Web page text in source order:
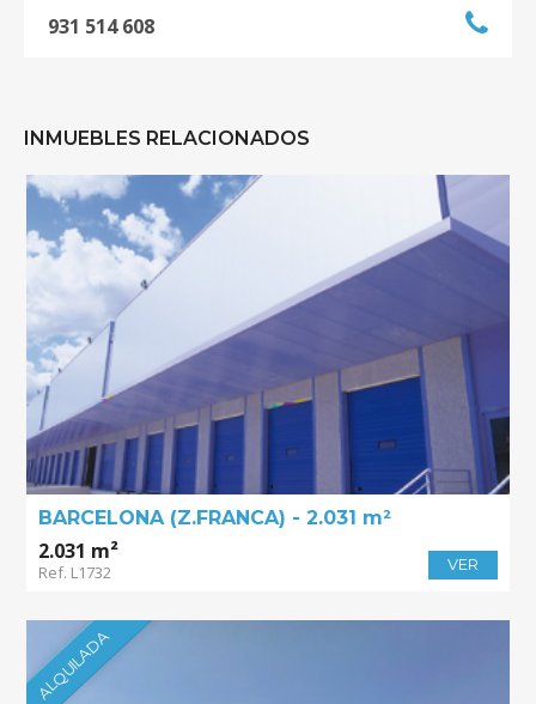
931 514 608
INMUEBLES RELACIONADOS
BARCELONA (Z.FRANCA) - 2.031 m²
2.031 m²
Ref. L1732 VER
ALQUILADA